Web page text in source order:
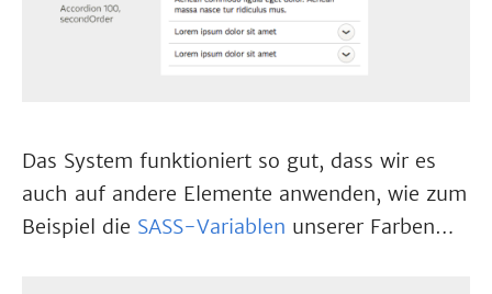
Das System funktioniert so gut, dass wir es
auch auf andere Elemente anwenden, wie zum
Beispiel die SASS-Variablen unserer Farben…